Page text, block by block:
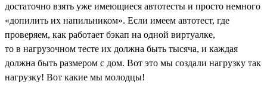
достаточно взять уже имеющиеся автотесты и просто немного
«допилить их напильником». Если имеем автотест, где
проверяем, как работает бэкап на одной виртуалке,
то в нагрузочном тесте их должна быть тысяча, и каждая
должна быть размером с дом. Вот это мы создали нагрузку так
нагрузку! Вот какие мы молодцы!